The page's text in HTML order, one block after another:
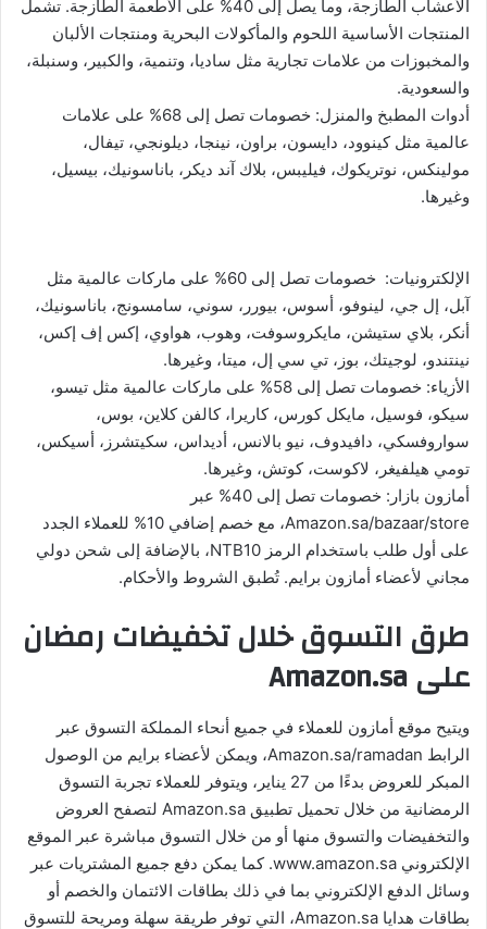
الأعشاب الطازجة، وما يصل إلى 40% على الأطعمة الطازجة. تشمل
المنتجات الأساسية اللحوم والمأكولات البحرية ومنتجات الألبان
والمخبوزات من علامات تجارية مثل ساديا، وتنمية، والكبير، وسنبلة،
والسعودية.
أدوات المطبخ والمنزل: خصومات تصل إلى 68% على علامات
عالمية مثل كينوود، دايسون، براون، نينجا، ديلونجي، تيفال،
مولينكس، نوتريكوك، فيليبس، بلاك آند ديكر، باناسونيك، بيسيل،
وغيرها.
الإلكترونيات: خصومات تصل إلى 60% على ماركات عالمية مثل
آبل، إل جي، لينوفو، أسوس، بيورر، سوني، سامسونج، باناسونيك،
أنكر، بلاي ستيشن، مايكروسوفت، وهوب، هواوي، إكس إف إكس،
نينتندو، لوجيتك، بوز، تي سي إل، ميتا، وغيرها.
الأزياء: خصومات تصل إلى 58% على ماركات عالمية مثل تيسو،
سيكو، فوسيل، مايكل كورس، كاريرا، كالفن كلاين، بوس،
سواروفسكي، دافيدوف، نيو بالانس، أديداس، سكيتشرز، أسيكس،
تومي هيلفيغر، لاكوست، كوتش، وغيرها.
أمازون بازار: خصومات تصل إلى 40% عبر
Amazon.sa/bazaar/store، مع خصم إضافي 10% للعملاء الجدد
على أول طلب باستخدام الرمز NTB10، بالإضافة إلى شحن دولي
مجاني لأعضاء أمازون برايم. تُطبق الشروط والأحكام.
طرق التسوق خلال تخفيضات رمضان
على Amazon.sa
ويتيح موقع أمازون للعملاء في جميع أنحاء المملكة التسوق عبر
الرابط Amazon.sa/ramadan، ويمكن لأعضاء برايم من الوصول
المبكر للعروض بدءًا من 27 يناير، ويتوفر للعملاء تجربة التسوق
الرمضانية من خلال تحميل تطبيق Amazon.sa لتصفح العروض
والتخفيضات والتسوق منها أو من خلال التسوق مباشرة عبر الموقع
الإلكتروني www.amazon.sa. كما يمكن دفع جميع المشتريات عبر
وسائل الدفع الإلكتروني بما في ذلك بطاقات الائتمان والخصم أو
بطاقات هدايا Amazon.sa، التي توفر طريقة سهلة ومريحة للتسوق